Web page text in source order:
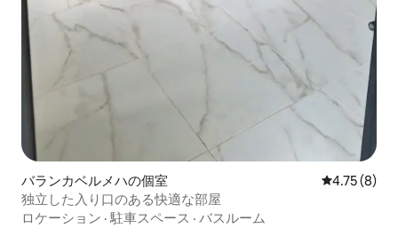
バランカベルメハの個室 レビュー8
4.75 (8)
独立した入り口のある快適な部屋
ロケーション ·駐車スペース · バスルーム